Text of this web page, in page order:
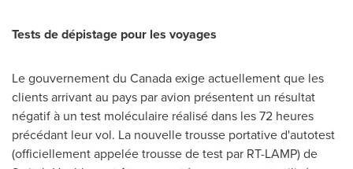
Tests de dépistage pour les voyages
Le gouvernement du Canadaexige actuellement que les
clients arrivant au pays par avion présentent un résultat
négatif à un test moléculaire réalisé dans les 72 heures
précédant leur vol. La nouvelle trousse portative d'autotest
(officiellement appelée trousse de test par RT-LAMP) de